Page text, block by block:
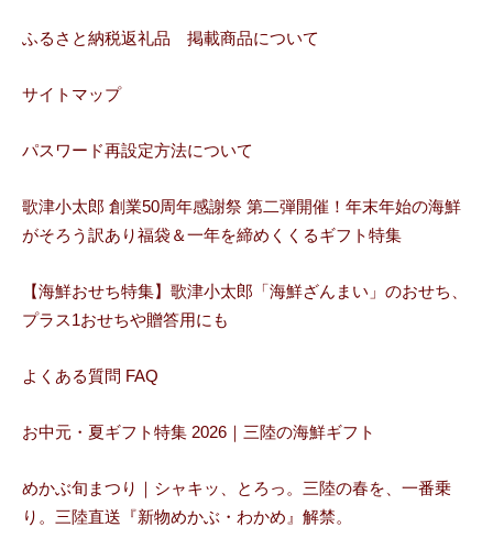
ふるさと納税返礼品 掲載商品について
サイトマップ
パスワード再設定方法について
歌津小太郎 創業50周年感謝祭 第二弾開催！年末年始の海鮮
がそろう訳あり福袋＆一年を締めくくるギフト特集
【海鮮おせち特集】歌津小太郎「海鮮ざんまい」のおせち、
プラス1おせちや贈答用にも
よくある質問 FAQ
お中元・夏ギフト特集 2026｜三陸の海鮮ギフト
めかぶ旬まつり｜シャキッ、とろっ。三陸の春を、一番乗
り。三陸直送『新物めかぶ・わかめ』解禁。